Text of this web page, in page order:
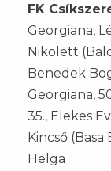
FK
Georgiana,
Nikolett
Benedek
Georgiana,
35., Elekes
Kincső
Helga